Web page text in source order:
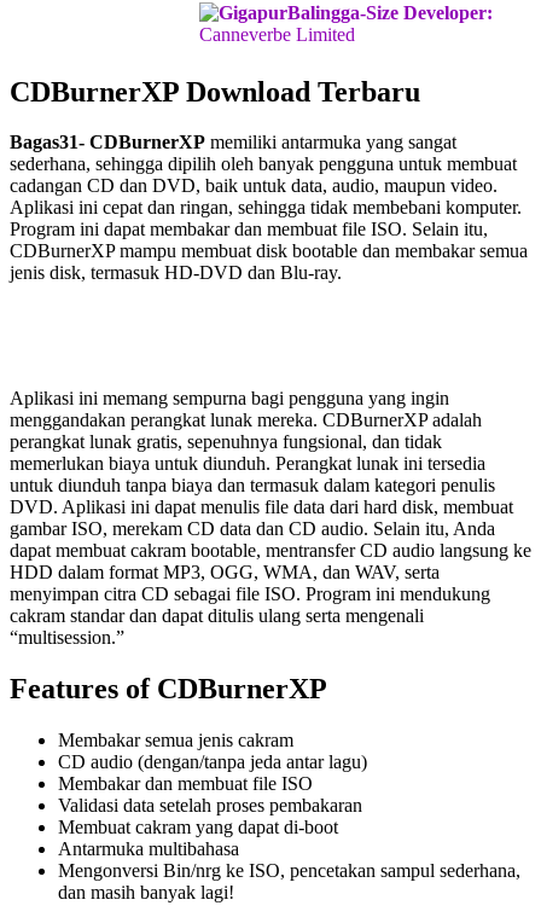
Developer:
Canneverbe Limited
CDBurnerXP Download Terbaru
Bagas31- CDBurnerXP memiliki antarmuka yang sangat
sederhana, sehingga dipilih oleh banyak pengguna untuk membuat
cadangan CD dan DVD, baik untuk data, audio, maupun video.
Aplikasi ini cepat dan ringan, sehingga tidak membebani komputer.
Program ini dapat membakar dan membuat file ISO. Selain itu,
CDBurnerXP mampu membuat disk bootable dan membakar semua
jenis disk, termasuk HD-DVD dan Blu-ray.
Aplikasi ini memang sempurna bagi pengguna yang ingin
menggandakan perangkat lunak mereka. CDBurnerXP adalah
perangkat lunak gratis, sepenuhnya fungsional, dan tidak
memerlukan biaya untuk diunduh. Perangkat lunak ini tersedia
untuk diunduh tanpa biaya dan termasuk dalam kategori penulis
DVD. Aplikasi ini dapat menulis file data dari hard disk, membuat
gambar ISO, merekam CD data dan CD audio. Selain itu, Anda
dapat membuat cakram bootable, mentransfer CD audio langsung ke
HDD dalam format MP3, OGG, WMA, dan WAV, serta
menyimpan citra CD sebagai file ISO. Program ini mendukung
cakram standar dan dapat ditulis ulang serta mengenali
“multisession.”
Features of CDBurnerXP
Membakar semua jenis cakram
CD audio (dengan/tanpa jeda antar lagu)
Membakar dan membuat file ISO
Validasi data setelah proses pembakaran
Membuat cakram yang dapat di-boot
Antarmuka multibahasa
Mengonversi Bin/nrg ke ISO, pencetakan sampul sederhana,
dan masih banyak lagi!